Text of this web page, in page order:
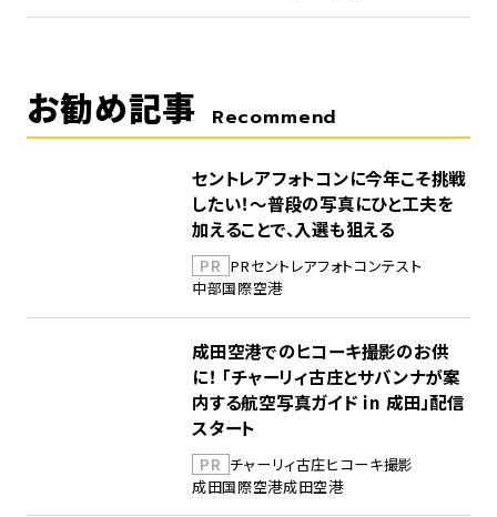
お勧め記事 Recommend
セントレアフォトコンに今年こそ挑戦
したい！～普段の写真にひと工夫を
加えることで、入選も狙える
PR PRセントレアフォトコンテスト
中部国際空港
成田空港でのヒコーキ撮影のお供
に！ 「チャーリィ古庄とサバンナが案
内する航空写真ガイド in 成田」配信
スタート
PR チャーリィ古庄ヒコーキ撮影
成田国際空港成田空港